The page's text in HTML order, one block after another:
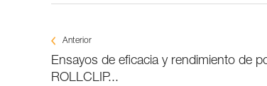
Anterior
Ensayos de eficacia y rendimiento de
ROLLCLIP...